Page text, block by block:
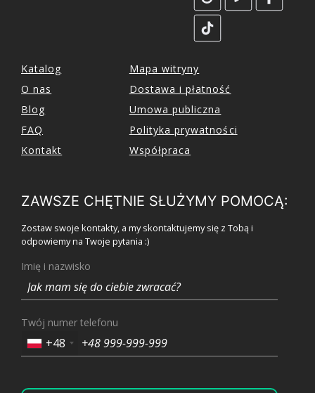
Katalog
O nas
Blog
FAQ
Kontakt
Mapa witryny
Dostawa i płatność
Umowa publiczna
Polityka prywatności
Współpraca
ZAWSZE CHĘTNIE SŁUŻYMY POMOCĄ:
Zostaw swoje kontakty, a my skontaktujemy się z Tobą i
odpowiemy na Twoje pytania :)
Imię i nazwisko
Twój numer telefonu
+48